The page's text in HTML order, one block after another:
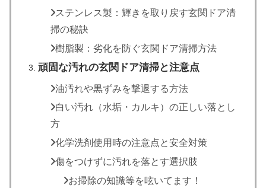
ステンレス製：輝きを取り戻す玄関ドア清
掃の秘訣
樹脂製：劣化を防ぐ玄関ドア清掃方法
頑固な汚れの玄関ドア清掃と注意点
油汚れや黒ずみを撃退する方法
白い汚れ（水垢・カルキ）の正しい落とし
方
化学洗剤使用時の注意点と安全対策
傷をつけずに汚れを落とす選択肢
お掃除の知識等を呟いてます！